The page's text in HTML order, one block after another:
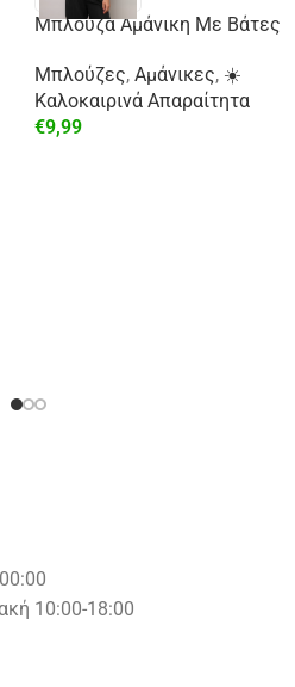
Μπλούζα Αμάνικη Με Βάτες
Μπλούζες, Αμάνικες, ☀️
Καλοκαιρινά Απαραίτητα
€9,99
10:00-18:00